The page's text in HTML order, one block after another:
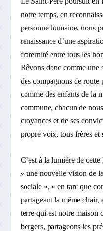
notre temps, en
personne humaine, nous
renaissance d’une
fraternité entre tous les
Rêvons donc comme une
des compagnons de route
comme des enfants de la
commune, chacun de
croyances et de ses
propre voix, tous frères
C’est à la lumière de
« une nouvelle vision de
sociale », « en tant que
partageant la même chair,
terre qui est notre maison
bergers, partageons les